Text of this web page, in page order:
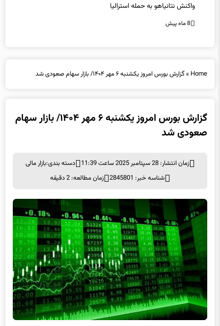
واکنش نتانیاهو به حمله استرالیا
8 ماه پیش
Home
»گزارش بورس امروز یکشنبه ۶ مهر ۱۴۰۴/ بازار سهام صعودی شد
گزارش بورس امروز یکشنبه ۶ مهر ۱۴۰۴/ بازار سهام
صعودی شد
زمان انتشار: 28 سپتامبر 2025 ساعت 11:39 دسته بندی:بازار مالی
شناسه خبر: 2845801
زمان مطالعه: 2 دقیقه